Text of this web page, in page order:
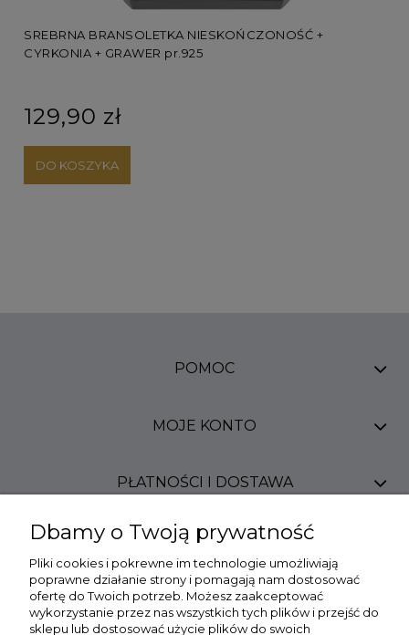
SREBRNA BRANSOLETKA NIESKOŃCZONOŚĆ +
CYRKONIA + GRAWER pr.925
129,90 zł
DO KOSZYKA
POMOC
MOJE KONTO
PŁATNOŚCI I DOSTAWA
INFORMACJE
O NAS
Dbamy o Twoją prywatność
Pliki cookies i pokrewne im technologie umożliwiają
poprawne działanie strony i pomagają nam dostosować
ofertę do Twoich potrzeb. Możesz zaakceptować
wykorzystanie przez nas wszystkich tych plików i przejść do
sklepu lub dostosować użycie plików do swoich